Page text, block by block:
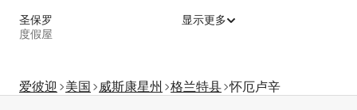
圣保罗
度假屋
显示更多
爱彼迎 美国 威斯康星州 格兰特县 怀厄卢辛